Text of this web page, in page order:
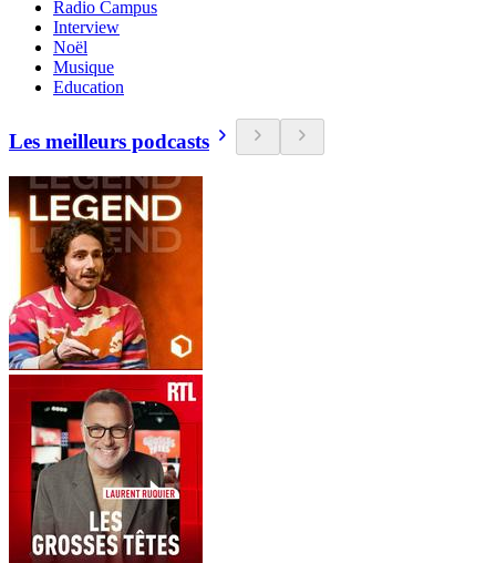
Radio Campus
Interview
Noël
Musique
Education
Les meilleurs podcasts